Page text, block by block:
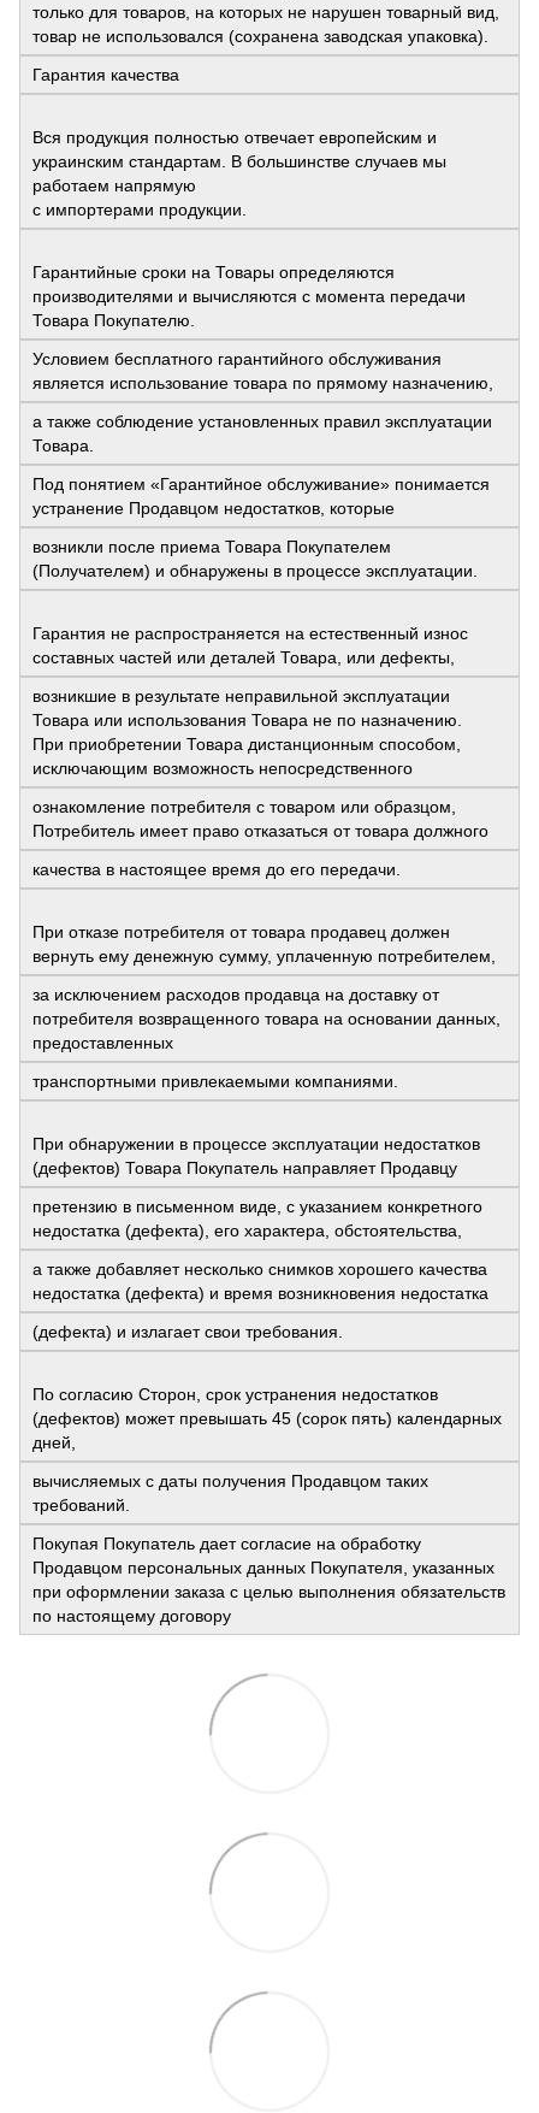
только для товаров, на которых не нарушен товарный вид,
товар не использовался (сохранена заводская упаковка).
Гарантия качества
Вся продукция полностью отвечает европейским и
украинским стандартам. В большинстве случаев мы
работаем напрямую
с импортерами продукции.
Гарантийные сроки на Товары определяются
производителями и вычисляются с момента передачи
Товара Покупателю.
Условием бесплатного гарантийного обслуживания
является использование товара по прямому назначению,
а также соблюдение установленных правил эксплуатации
Товара.
Под понятием «Гарантийное обслуживание» понимается
устранение Продавцом недостатков, которые
возникли после приема Товара Покупателем
(Получателем) и обнаружены в процессе эксплуатации.
Гарантия не распространяется на естественный износ
составных частей или деталей Товара, или дефекты,
возникшие в результате неправильной эксплуатации
Товара или использования Товара не по назначению.
При приобретении Товара дистанционным способом,
исключающим возможность непосредственного
ознакомление потребителя с товаром или образцом,
Потребитель имеет право отказаться от товара должного
качества в настоящее время до его передачи.
При отказе потребителя от товара продавец должен
вернуть ему денежную сумму, уплаченную потребителем,
за исключением расходов продавца на доставку от
потребителя возвращенного товара на основании данных,
предоставленных
транспортными привлекаемыми компаниями.
При обнаружении в процессе эксплуатации недостатков
(дефектов) Товара Покупатель направляет Продавцу
претензию в письменном виде, с указанием конкретного
недостатка (дефекта), его характера, обстоятельства,
а также добавляет несколько снимков хорошего качества
недостатка (дефекта) и время возникновения недостатка
(дефекта) и излагает свои требования.
По согласию Сторон, срок устранения недостатков
(дефектов) может превышать 45 (сорок пять) календарных
дней,
вычисляемых с даты получения Продавцом таких
требований.
Покупая Покупатель дает согласие на обработку
Продавцом персональных данных Покупателя, указанных
при оформлении заказа с целью выполнения обязательств
по настоящему договору